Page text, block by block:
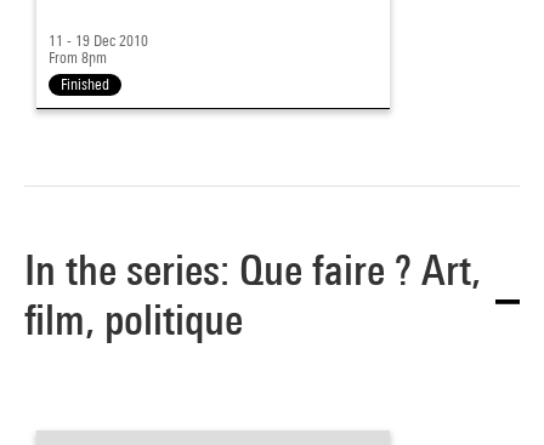
11 - 19 Dec 2010
From 8pm
Finished
In the series: Que faire ? Art,
film, politique